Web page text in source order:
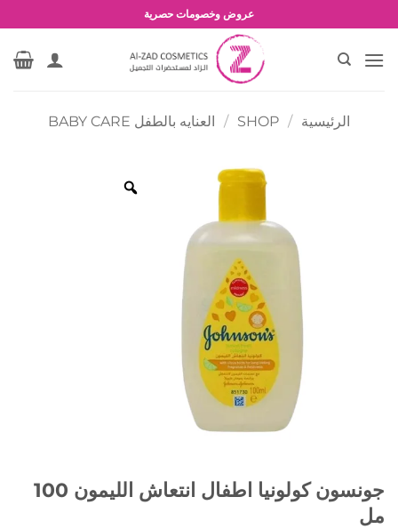
للمحتوى
عروض وخصومات حصرية
الرئيسية /
SHOP
/ العنايه بالطفل BABY CARE
جونسون كولونيا اطفال انتعاش الليمون 100
مل